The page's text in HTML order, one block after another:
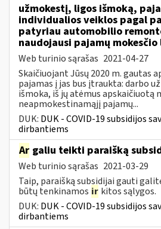
užmokestį, ligos išmoką,
individualios veiklos pagal
patyriau automobilio
naudojausi pajamų
Web turinio sąrašas 2021-04-27
Skaičiuojant Jūsų 2020 m. gautas
pajamas į jas bus įtraukta: darbo
išmoka, iš jų atėmus apskaičiuotą
neapmokestinamąjį pajamų...
DUK: DUK - COVID-19 subsidijos
dirbantiems
Ar galiu teikti paraišką
Web turinio sąrašas 2021-03-29
Taip, paraišką subsidijai gauti
būtų tenkinamos ir kitos sąlygos.
DUK: DUK - COVID-19 subsidijos
dirbantiems